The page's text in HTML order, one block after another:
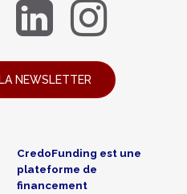
NEWSLETTER
CredoFunding est une
plateforme de
financement